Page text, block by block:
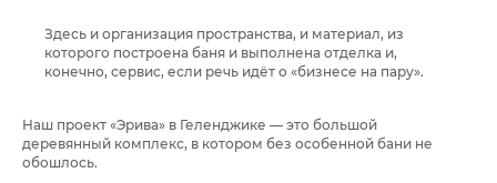
Здесь и организация пространства, и материал, из
которого построена баня и выполнена отделка и,
конечно, сервис, если речь идёт о «бизнесе на пару».
Наш проект «Эрива» в Геленджике — это большой
деревянный комплекс, в котором без особенной бани не
обошлось.